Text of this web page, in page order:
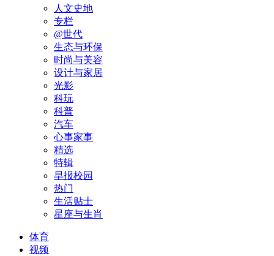
人文史地
专栏
@世代
生态与环保
时尚与美容
设计与家居
光影
科玩
科普
汽车
心事家事
精选
特辑
早报校园
热门
生活贴士
星座与生肖
体育
视频